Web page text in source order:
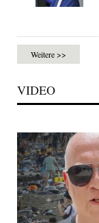
Weitere >>
VIDEO